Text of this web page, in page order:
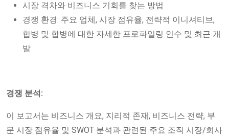
시장 격차와 비즈니스 기회를 찾는 방법
경쟁 환경: 주요 업체, 시장 점유율, 전략적 이니셔티브,
합병 및 합병에 대한 자세한 프로파일링 인수 및 최근 개
발
경쟁 분석:
이 보고서는 비즈니스 개요, 지리적 존재, 비즈니스 전략, 부
문 시장 점유율 및 SWOT 분석과 관련된 주요 조직 시장/회사